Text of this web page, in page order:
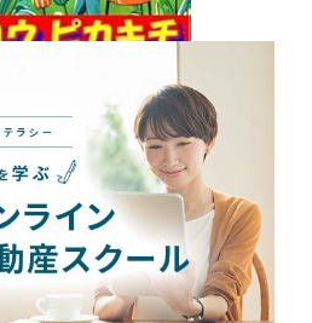
評判、良い 口コミ、悪い
デメリットはどうなの？